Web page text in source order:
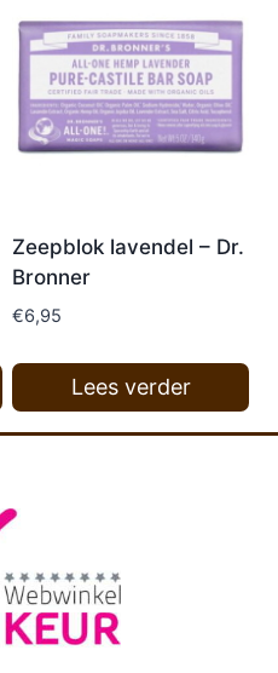
Zeepblok lavendel – Dr.
Bronner
€6,95
Lees verder